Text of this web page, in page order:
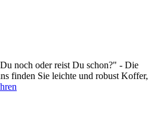
noch oder reist Du schon?" - Die
finden Sie leichte und robust Koffer,